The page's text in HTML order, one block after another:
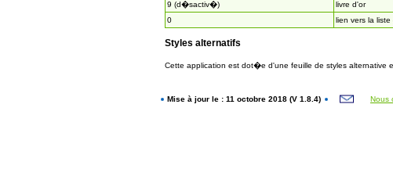
9 (d�sactiv�)
livre d'or
0
lien vers la liste
Styles alternatifs
Cette application est dot�e d'une feuille de styles alternative
Mise à jour le : 11 octobre 2018 (V 1.8.4) Nous